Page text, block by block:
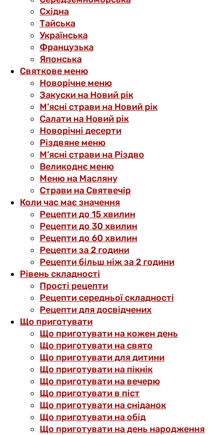
Східна
Тайська
Українська
Французька
Японська
Святкове меню
Новорічне меню
Закуски на Новий рік
М’ясні страви на Новий рік
Салати на Новий рік
Новорічні десерти
Різдвяне меню
М’ясні страви на Різдво
Великоднє меню
Меню на Масляну
Страви на Святвечір
Коли час має значення
Рецепти до 15 хвилин
Рецепти до 30 хвилин
Рецепти до 60 хвилин
Рецепти за 2 години
Рецепти більш ніж за 2 години
Рівень складності
Прості рецепти
Рецепти середньої складності
Рецепти для досвідчених
Що приготувати
Що приготувати на кожен день
Що приготувати на свято
Що приготувати для дитини
Що приготувати на пікнік
Що приготувати на вечерю
Що приготувати в піст
Що приготувати на сніданок
Що приготувати на обід
Що приготувати на день народження